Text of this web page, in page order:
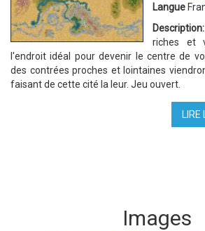
Langue
Description:
riches et
l'endroit idéal pour devenir le centre de
des contrées proches et lointaines
faisant de cette cité la leur. Jeu ouvert.
Images